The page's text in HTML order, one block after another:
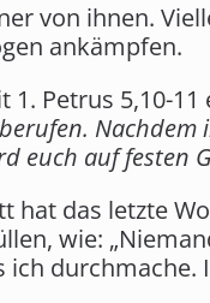
von ihnen.
ankämpfen.
1. Petrus 5,10-11
euch auf festen
hat das letzte
wie:
ich durchmache.